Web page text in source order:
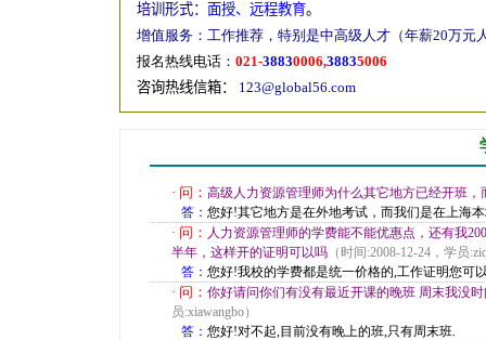
培训形式： 面授、远程教育。
增值服务：工作推荐，特别是中高级人才（年薪20万
报名热线电话： 021-38830006,38835006
咨询热线信箱：
123@global56.com
· 问： 高级人力资源管理师为什么其它地方已经开班
答： 您好!其它地方是在外地考试，而我们是在上海
· 问： 人力资源管理师的学费能不能优惠点，还有我
半年，这样开的证明可以吗 （时间:2008-12-24，学员
答： 您好!我校的学费都是统一价格的,工作证明您可
· 问： 你好请问你们有没有最近开课的晚班 周末我没
员:xiawangbo）
答： 您好!对不起,目前没有晚上的班,只有周末班.